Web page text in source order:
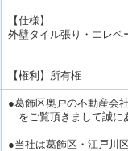
【仕様】
外壁タイル張り・エレベ
【権利】所有権
●葛飾区奥戸の不動産会
をご覧頂きまして誠に
●当社は葛飾区・江戸川